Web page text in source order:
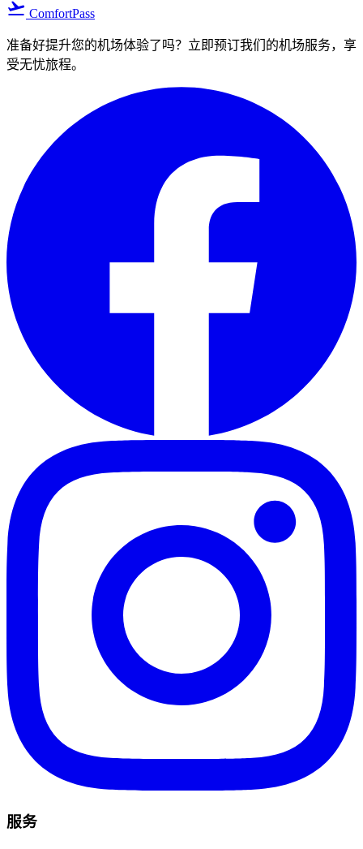
flight_takeoff ComfortPass
准备好提升您的机场体验了吗？立即预订我们的机场服务，享
受无忧旅程。
服务